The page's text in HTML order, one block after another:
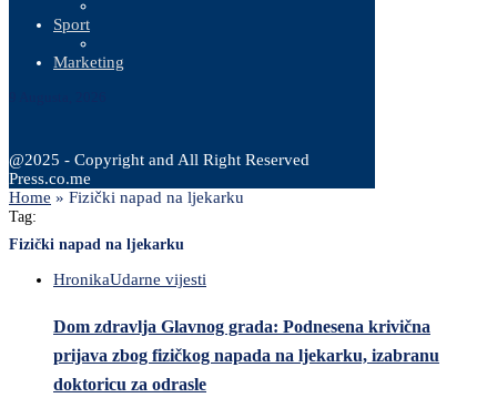
Sport
Marketing
@2025 - Copyright and All Right Reserved
Press.co.me
Home » Fizički napad na ljekarku
Tag:
Fizički napad na ljekarku
HronikaUdarne vijesti
Dom zdravlja Glavnog grada: Podnesena krivična
prijava zbog fizičkog napada na ljekarku, izabranu
doktoricu za odrasle